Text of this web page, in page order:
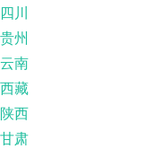
四川
贵州
云南
西藏
陕西
甘肃